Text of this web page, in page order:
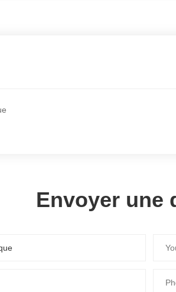
Envoyer une